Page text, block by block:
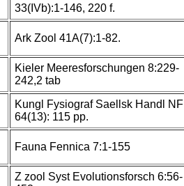
33(IVb):1-146, 220 f.
Ark Zool 41A(7):1-82.
Kieler Meeresforschungen 8:229-
242,2 tab
Kungl Fysiograf Saellsk Handl NF
64(13): 115 pp.
Fauna Fennica 7:1-155
Z zool Syst Evolutionsforsch 6:56-